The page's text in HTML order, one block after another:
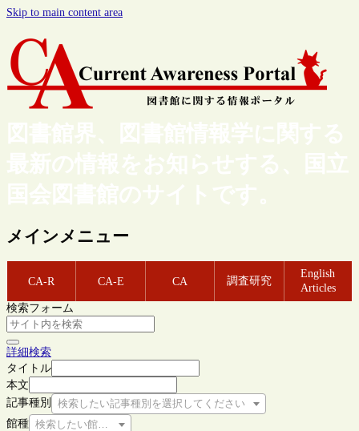
Skip to main content area
図書館界、図書館情報学に関する
最新の情報をお知らせする、国立
国会図書館のサイトです。
メインメニュー
CA-R CA-E CA 調査研究
English
Articles
検索フォーム
詳細検索
タイトル
本文
記事種別
検索したい記事種別を選択してください
館種 検索したい館種を選択してください